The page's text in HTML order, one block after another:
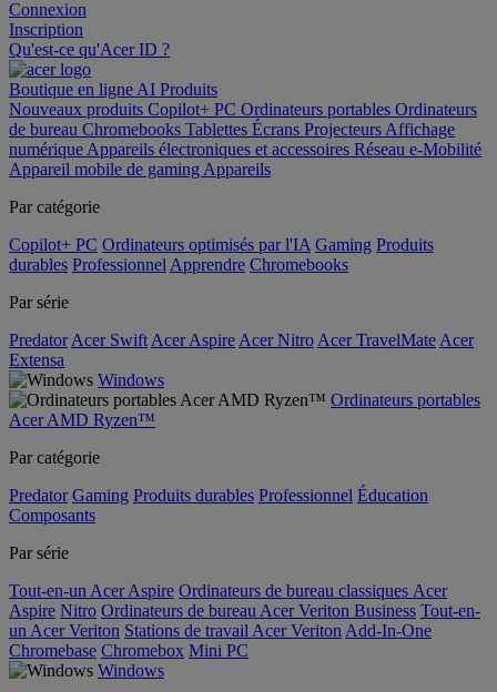
Connexion
Inscription
Qu'est-ce qu'Acer ID ?
Boutique en ligne AI Produits
Nouveaux produits Copilot+ PC Ordinateurs portables Ordinateurs
de bureau Chromebooks Tablettes Écrans Projecteurs Affichage
numérique Appareils électroniques et accessoires Réseau e-Mobilité
Appareil mobile de gaming Appareils
Par catégorie
Copilot+ PC Ordinateurs optimisés par l'IA Gaming Produits
durables Professionnel Apprendre Chromebooks
Par série
Predator Acer Swift Acer Aspire Acer Nitro Acer TravelMate Acer
Extensa
Windows
Ordinateurs portables
Acer AMD Ryzen™
Par catégorie
Predator Gaming Produits durables Professionnel Éducation
Composants
Par série
Tout-en-un Acer Aspire Ordinateurs de bureau classiques Acer
Aspire Nitro Ordinateurs de bureau Acer Veriton Business Tout-en-
un Acer Veriton Stations de travail Acer Veriton Add-In-One
Chromebase Chromebox Mini PC
Windows